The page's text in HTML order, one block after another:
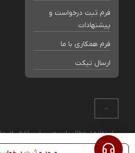
فرم ثبت درخواست و
پیشنهادات
فرم همکاری با ما
ارسال تیکت
استفاده از مطالب این وب سایت فقط برای
بلامانع است. کلیه حقوق این سایت متعلق